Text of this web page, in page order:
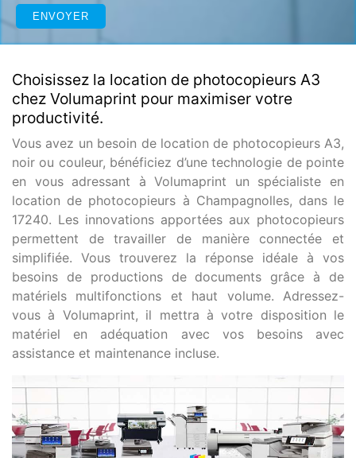
Choisissez la location de photocopieurs A3
chez Volumaprint pour maximiser votre
productivité.
Vous avez un besoin de location de photocopieurs A3,
noir ou couleur, bénéficiez d’une technologie de pointe
en vous adressant à Volumaprint un spécialiste en
location de photocopieurs à Champagnolles, dans le
17240. Les innovations apportées aux photocopieurs
permettent de travailler de manière connectée et
simplifiée. Vous trouverez la réponse idéale à vos
besoins de productions de documents grâce à de
matériels multifonctions et haut volume. Adressez-
vous à Volumaprint, il mettra à votre disposition le
matériel en adéquation avec vos besoins avec
assistance et maintenance incluse.